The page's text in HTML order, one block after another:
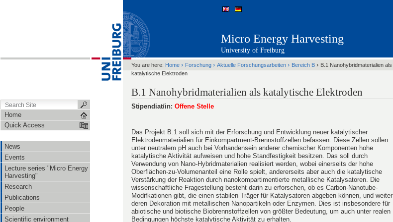
Home
Quick Access
News
Events
Lecture series "Micro Energy
Harvesting"
Research
Publications
People
Scientific environment
Micro Energy Harvesting
University of Freiburg
You are here: Home › Forschung › Aktuelle Forschungsarbeiten › Bereich B › B.1 Nanohybridmaterialien als
katalytische Elektroden
B.1 Nanohybridmaterialien als katalytische Elektroden
Stipendiat/in: Offene Stelle
Das Projekt B.1 soll sich mit der Erforschung und Entwicklung neuer katalytischer
Elektrodenmaterialien für Einkompartment-Brennstoffzellen befassen. Diese Zellen sollen
unter neutralem pH auch bei Vorhandensein anderer chemischer Komponenten hohe
katalytische Aktivität aufweisen und hohe Standfestigkeit besitzen. Das soll durch
Verwendung von Nano-Hybridmaterialien realisiert werden, wobei einerseits der hohe
Oberflächen-zu-Volumenanteil eine Rolle spielt, andererseits aber auch die katalytische
Verstärkung der Reaktion durch nanokompartimentierte metallische Katalysatoren. Die
wissenschaftliche Fragestellung besteht darin zu erforschen, ob es Carbon-Nanotube-
Modifkationen gibt, die einen stabilen Träger für Katalysatoren abgeben können, und weiter
deren Dekoration mit metallischen Nanopartikeln oder Enzymen. Dies ist insbesondere für
abiotische und biotische Biobrennstoffzellen von größter Bedeutung, um auch unter realen
Bedingungen höchste katalytische Aktivität zu erhalten.